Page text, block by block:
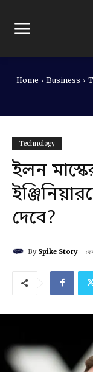
Home Business
Technology
ইলন
দেবে?
By Spike Story